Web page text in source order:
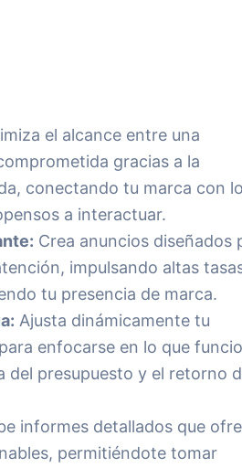
el alcance entre una
gracias a la
conectando tu marca con
a interactuar.
Crea anuncios diseñados
impulsando altas
tu presencia de marca.
Ajusta dinámicamente tu
enfocarse en lo que
del presupuesto y el retorno
informes detallados que
permitiéndote tomar